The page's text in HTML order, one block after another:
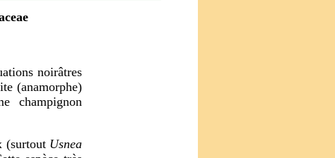
noirâtres
(anamorphe)
champignon
(surtout Usnea